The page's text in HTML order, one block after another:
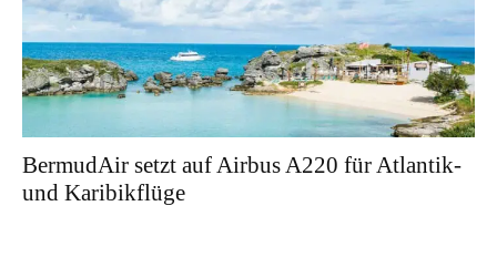
BermudAir setzt auf Airbus A220 für Atlantik-
und Karibikflüge